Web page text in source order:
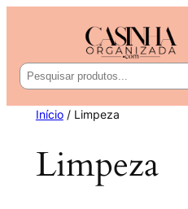
Pesquisa
Início/ Limpeza
Limpeza